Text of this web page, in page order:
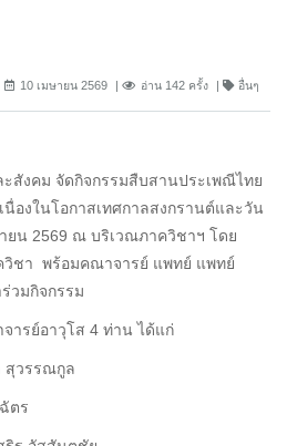
10 เมษายน 2569 อ่าน 142 ครั้ง อื่นๆ
สังคม จัดกิจกรรมสืบสานประเพณีไทย
องในโอกาสเทศกาลสงกรานต์และวัน
ยน 2569 ณ บริเวณภาควิชาฯ โดย
ชา พร้อมคณาจารย์ แพทย์ แพทย์
วมกิจกรรม
ารย์อาวุโส 4 ท่าน ได้แก่
สุวรรณกูล
ตร